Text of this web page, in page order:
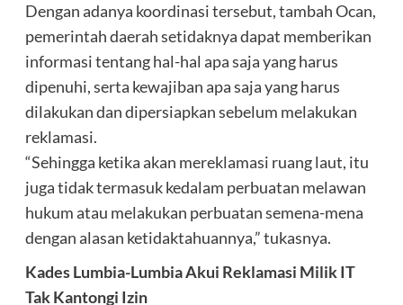
Dengan adanya koordinasi tersebut, tambah Ocan,
pemerintah daerah setidaknya dapat memberikan
informasi tentang hal-hal apa saja yang harus
dipenuhi, serta kewajiban apa saja yang harus
dilakukan dan dipersiapkan sebelum melakukan
reklamasi.
“Sehingga ketika akan mereklamasi ruang laut, itu
juga tidak termasuk kedalam perbuatan melawan
hukum atau melakukan perbuatan semena-mena
dengan alasan ketidaktahuannya,” tukasnya.
Kades Lumbia-Lumbia Akui Reklamasi Milik IT
Tak Kantongi Izin